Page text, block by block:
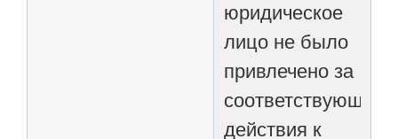
юридическое
лицо не было
привлечено за
соответствующие
действия к